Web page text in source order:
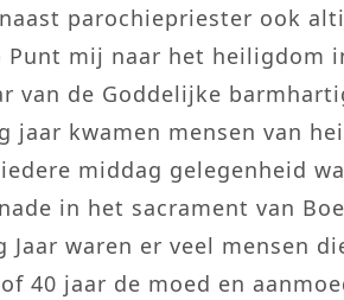
parochiepriester ook
Punt mij naar het heiligdom
van de Goddelijke
kwamen mensen van
middag gelegenheid
in het sacrament van
waren er veel mensen
40 jaar de moed en